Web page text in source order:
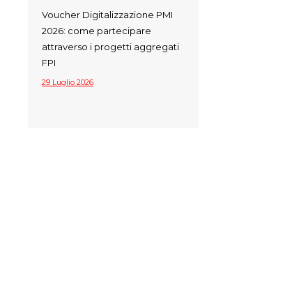
Voucher Digitalizzazione PMI
2026: come partecipare
attraverso i progetti aggregati
FPI
29 Luglio 2026